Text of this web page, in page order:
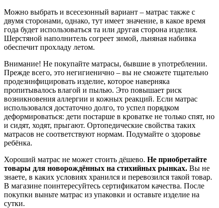
Можно выбрать и всесезонный вариант – матрас также с
двумя сторонами, однако, тут имеет значение, в какое время
года будет использоваться та или другая сторона изделия.
Шерстяной наполнитель согреет зимой, льняная набивка
обеспечит прохладу летом.
Внимание! Не покупайте матрасы, бывшие в употреблении.
Прежде всего, это негигиенично – вы не сможете тщательно
продезинфицировать изделие, которое наверняка
пропитывалось влагой и пылью. Это повышает риск
возникновения аллергии и кожных реакций. Если матрас
использовался достаточно долго, то успел порядком
деформироваться: дети постарше в кроватке не только спят, но
и сидят, ходят, прыгают. Ортопедические свойства таких
матрасов не соответствуют нормам. Подумайте о здоровье
ребёнка.
Хороший матрас не может стоить дёшево. Не приобретайте
товары для новорождённых на стихийных рынках. Вы не
знаете, в каких условиях хранился и перевозился такой товар.
В магазине поинтересуйтесь сертификатом качества. После
покупки выньте матрас из упаковки и оставьте изделие на
сутки.